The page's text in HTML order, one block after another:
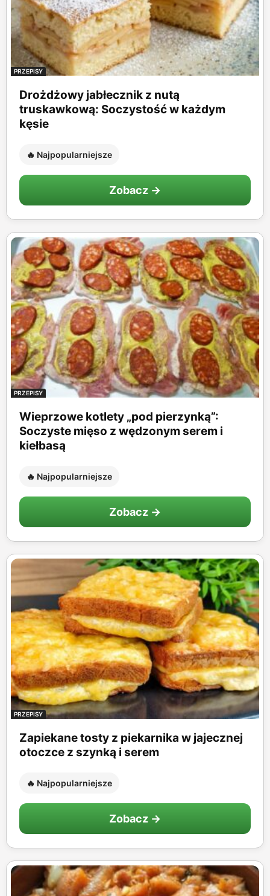
PRZEPISY
Drożdżowy jabłecznik z nutą
truskawkową: Soczystość w każdym
kęsie
🔥 Najpopularniejsze
Zobacz →
PRZEPISY
Wieprzowe kotlety „pod pierzynką”:
Soczyste mięso z wędzonym serem i
kiełbasą
🔥 Najpopularniejsze
Zobacz →
PRZEPISY
Zapiekane tosty z piekarnika w jajecznej
otoczce z szynką i serem
🔥 Najpopularniejsze
Zobacz →